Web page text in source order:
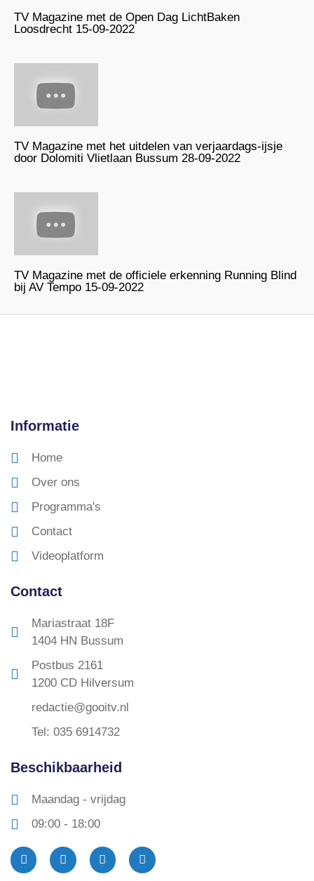
TV Magazine met de Open Dag LichtBaken
Loosdrecht 15-09-2022
TV Magazine met het uitdelen van verjaardags-ijsje
door Dolomiti Vlietlaan Bussum 28-09-2022
TV Magazine met de officiele erkenning Running Blind
bij AV Tempo 15-09-2022
Informatie
Home
Over ons
Programma's
Contact
Videoplatform
Contact
Mariastraat 18F
1404 HN Bussum
Postbus 2161
1200 CD Hilversum
redactie@gooitv.nl
Tel: 035 6914732
Beschikbaarheid
Maandag - vrijdag
09:00 - 18:00